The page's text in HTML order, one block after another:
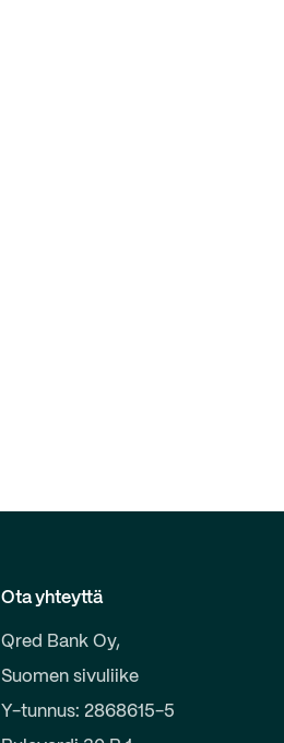
Ota yhteyttä
Qred Bank Oy,
Suomen sivuliike
Y-tunnus: 2868615-5